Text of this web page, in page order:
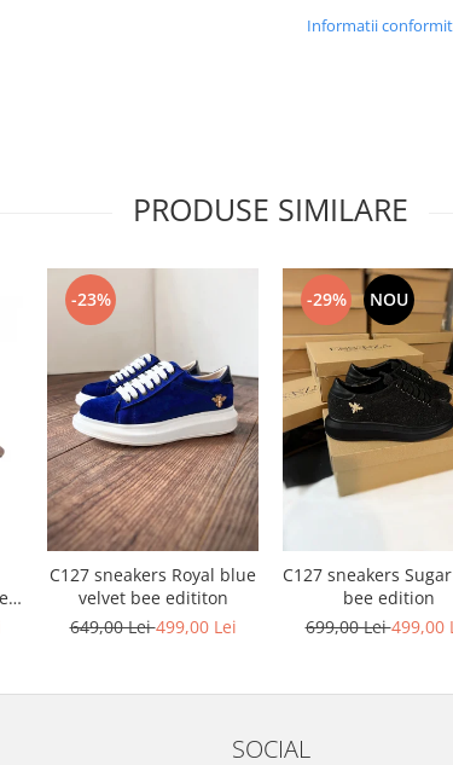
Informatii
PRODUSE SIMILARE
-23%
C127 sneakers Royal blue
velvet bee edititon
649,00 Lei499,00 Lei
-29% NOU
C127 sneakers
bee edition
699,00 Lei499,00
SOCIAL